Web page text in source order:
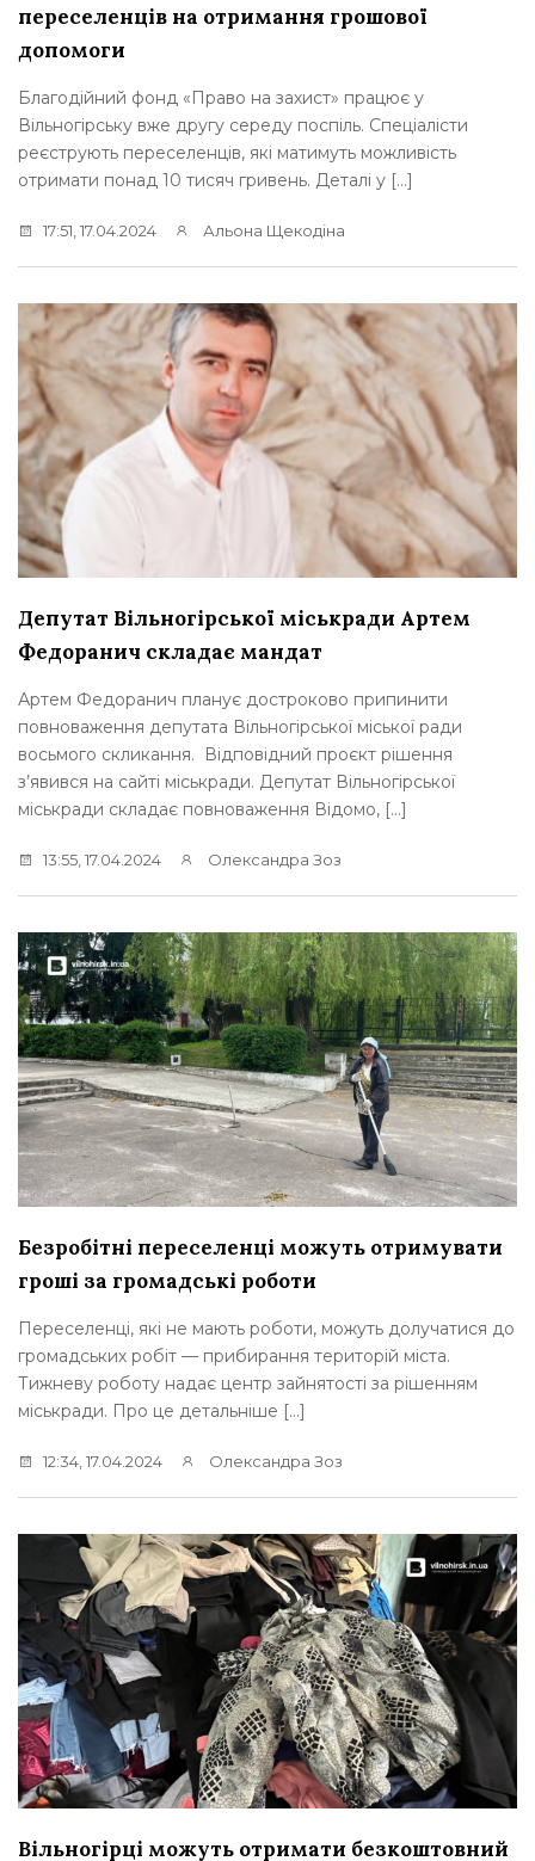
переселенців на отримання грошової
допомоги
Благодійний фонд «Право на захист» працює у
Вільногірську вже другу середу поспіль. Спеціалісти
реєструють переселенців, які матимуть можливість
отримати понад 10 тисяч гривень. Деталі у […]
17:51, 17.04.2024 Альона Щекодіна
Депутат Вільногірської міськради Артем
Федоранич складає мандат
Артем Федоранич планує достроково припинити
повноваження депутата Вільногірської міської ради
восьмого скликання. Відповідний проєкт рішення
з’явився на сайті міськради. Депутат Вільногірської
міськради складає повноваження Відомо, […]
13:55, 17.04.2024 Олександра Зоз
Безробітні переселенці можуть отримувати
гроші за громадські роботи
Переселенці, які не мають роботи, можуть долучатися до
громадських робіт — прибирання територій міста.
Тижневу роботу надає центр зайнятості за рішенням
міськради. Про це детальніше […]
12:34, 17.04.2024 Олександра Зоз
Вільногірці можуть отримати безкоштовний